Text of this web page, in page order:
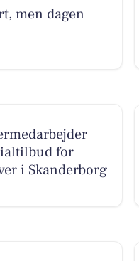
men dagen
for
i Skanderborg